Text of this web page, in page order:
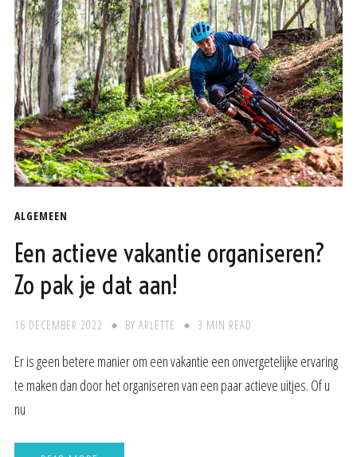
ALGEMEEN
Een actieve vakantie organiseren?
Zo pak je dat aan!
16 DECEMBER 2022 BY ARLETTE 3 MIN READ
Er is geen betere manier om een vakantie een onvergetelijke ervaring
te maken dan door het organiseren van een paar actieve uitjes. Of u
nu